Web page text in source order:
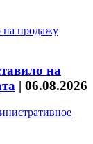
на
| 06.08.2026